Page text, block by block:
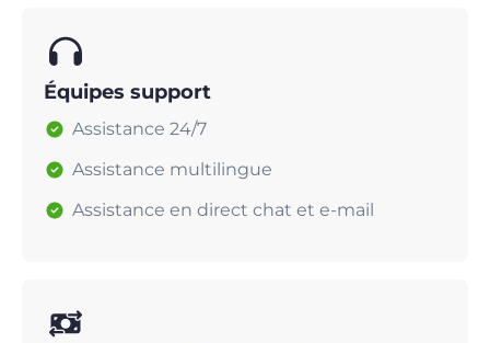
Équipes support
Assistance 24/7
Assistance multilingue
Assistance en direct chat et e-mail